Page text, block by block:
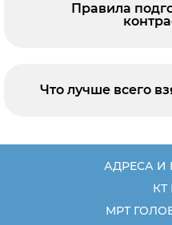
Правила
Что лучше всего
АДРЕСА И
КТ
МРТ